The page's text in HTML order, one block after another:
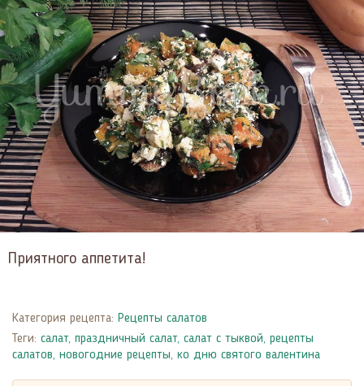
Приятного аппетита!
Категория рецепта: Рецепты салатов
Теги: салат, праздничный салат, салат с тыквой, рецепты
салатов, новогодние рецепты, ко дню святого валентина